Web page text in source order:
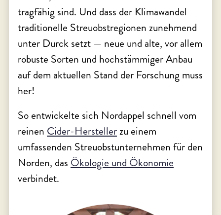
tragfähig sind. Und dass der Klimawandel
traditionelle Streuobstregionen zunehmend
unter Durck setzt — neue und alte, vor allem
robuste Sorten und hochstämmiger Anbau
auf dem aktuellen Stand der Forschung muss
her!
So entwickelte sich Nordappel schnell vom
reinen Cider-Herstellerzu einem
umfassenden Streuobstunternehmen für den
Norden, das Ökologie und Ökonomie
verbindet.